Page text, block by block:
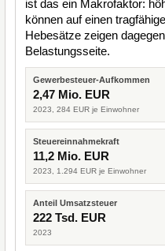
ist das ein Makrofaktor:
können auf einen
Hebesätze zeigen
Belastungsseite.
Gewerbesteuer-Aufkommen
2,47 Mio. EUR
2023, 284 EUR je Einwohner
Steuereinnahmekraft
11,2 Mio. EUR
2023, 1.294 EUR je Einwohner
Anteil Umsatzsteuer
222 Tsd. EUR
2023